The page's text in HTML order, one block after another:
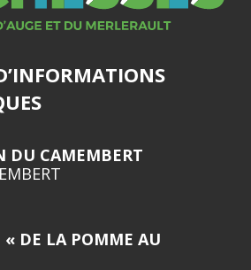
DU CAMEMBERT
« DE LA POMME AU